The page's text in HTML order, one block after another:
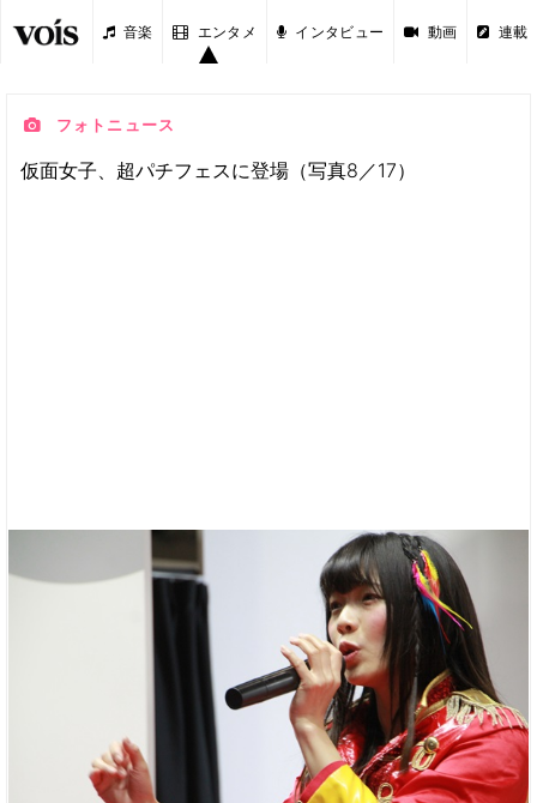
音楽 エンタメ インタビュー 動画 連載
フォトニュース
仮面女子、超パチフェスに登場（写真8／17）